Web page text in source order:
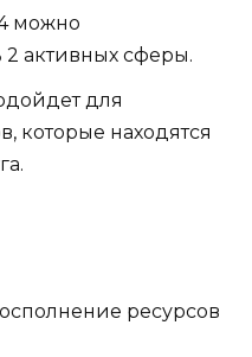
можно
активных сферы.
для
которые находятся
ресурсов